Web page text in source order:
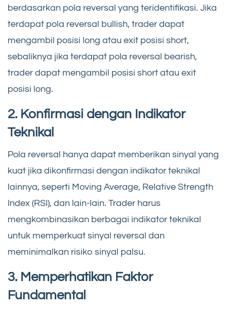
berdasarkan pola reversal yang teridentifikasi. Jika
terdapat pola reversal bullish, trader dapat
mengambil posisi long atau exit posisi short,
sebaliknya jika terdapat pola reversal bearish,
trader dapat mengambil posisi short atau exit
posisi long.
2. Konfirmasi dengan Indikator
Teknikal
Pola reversal hanya dapat memberikan sinyal yang
kuat jika dikonfirmasi dengan indikator teknikal
lainnya, seperti Moving Average, Relative Strength
Index (RSI), dan lain-lain. Trader harus
mengkombinasikan berbagai indikator teknikal
untuk memperkuat sinyal reversal dan
meminimalkan risiko sinyal palsu.
3. Memperhatikan Faktor
Fundamental